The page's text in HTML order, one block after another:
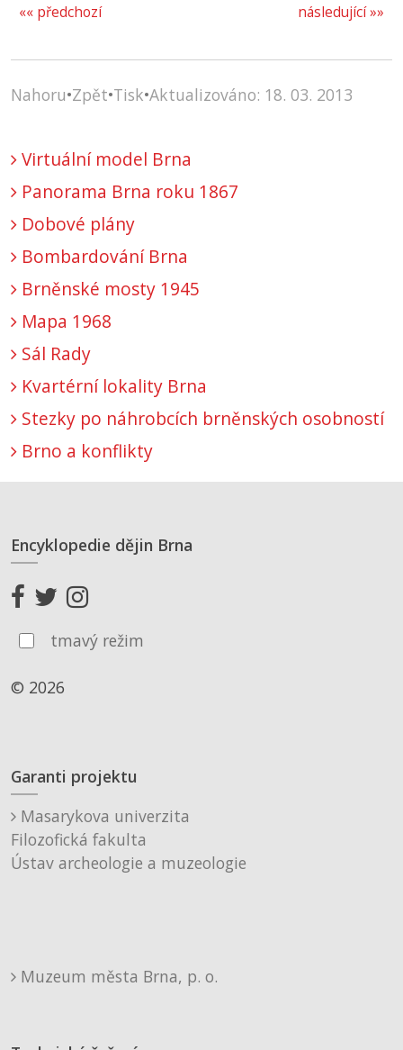
následující »»
«« předchozí
Nahoru•Zpět•Tisk•Aktualizováno: 18. 03. 2013
Virtuální model Brna
Panorama Brna roku 1867
Dobové plány
Bombardování Brna
Brněnské mosty 1945
Mapa 1968
Sál Rady
Kvartérní lokality Brna
Stezky po náhrobcích brněnských osobností
Brno a konflikty
Encyklopedie dějin Brna
tmavý režim
© 2026
Garanti projektu
Masarykova univerzita
Filozofická fakulta
Ústav archeologie a muzeologie
Muzeum města Brna, p. o.